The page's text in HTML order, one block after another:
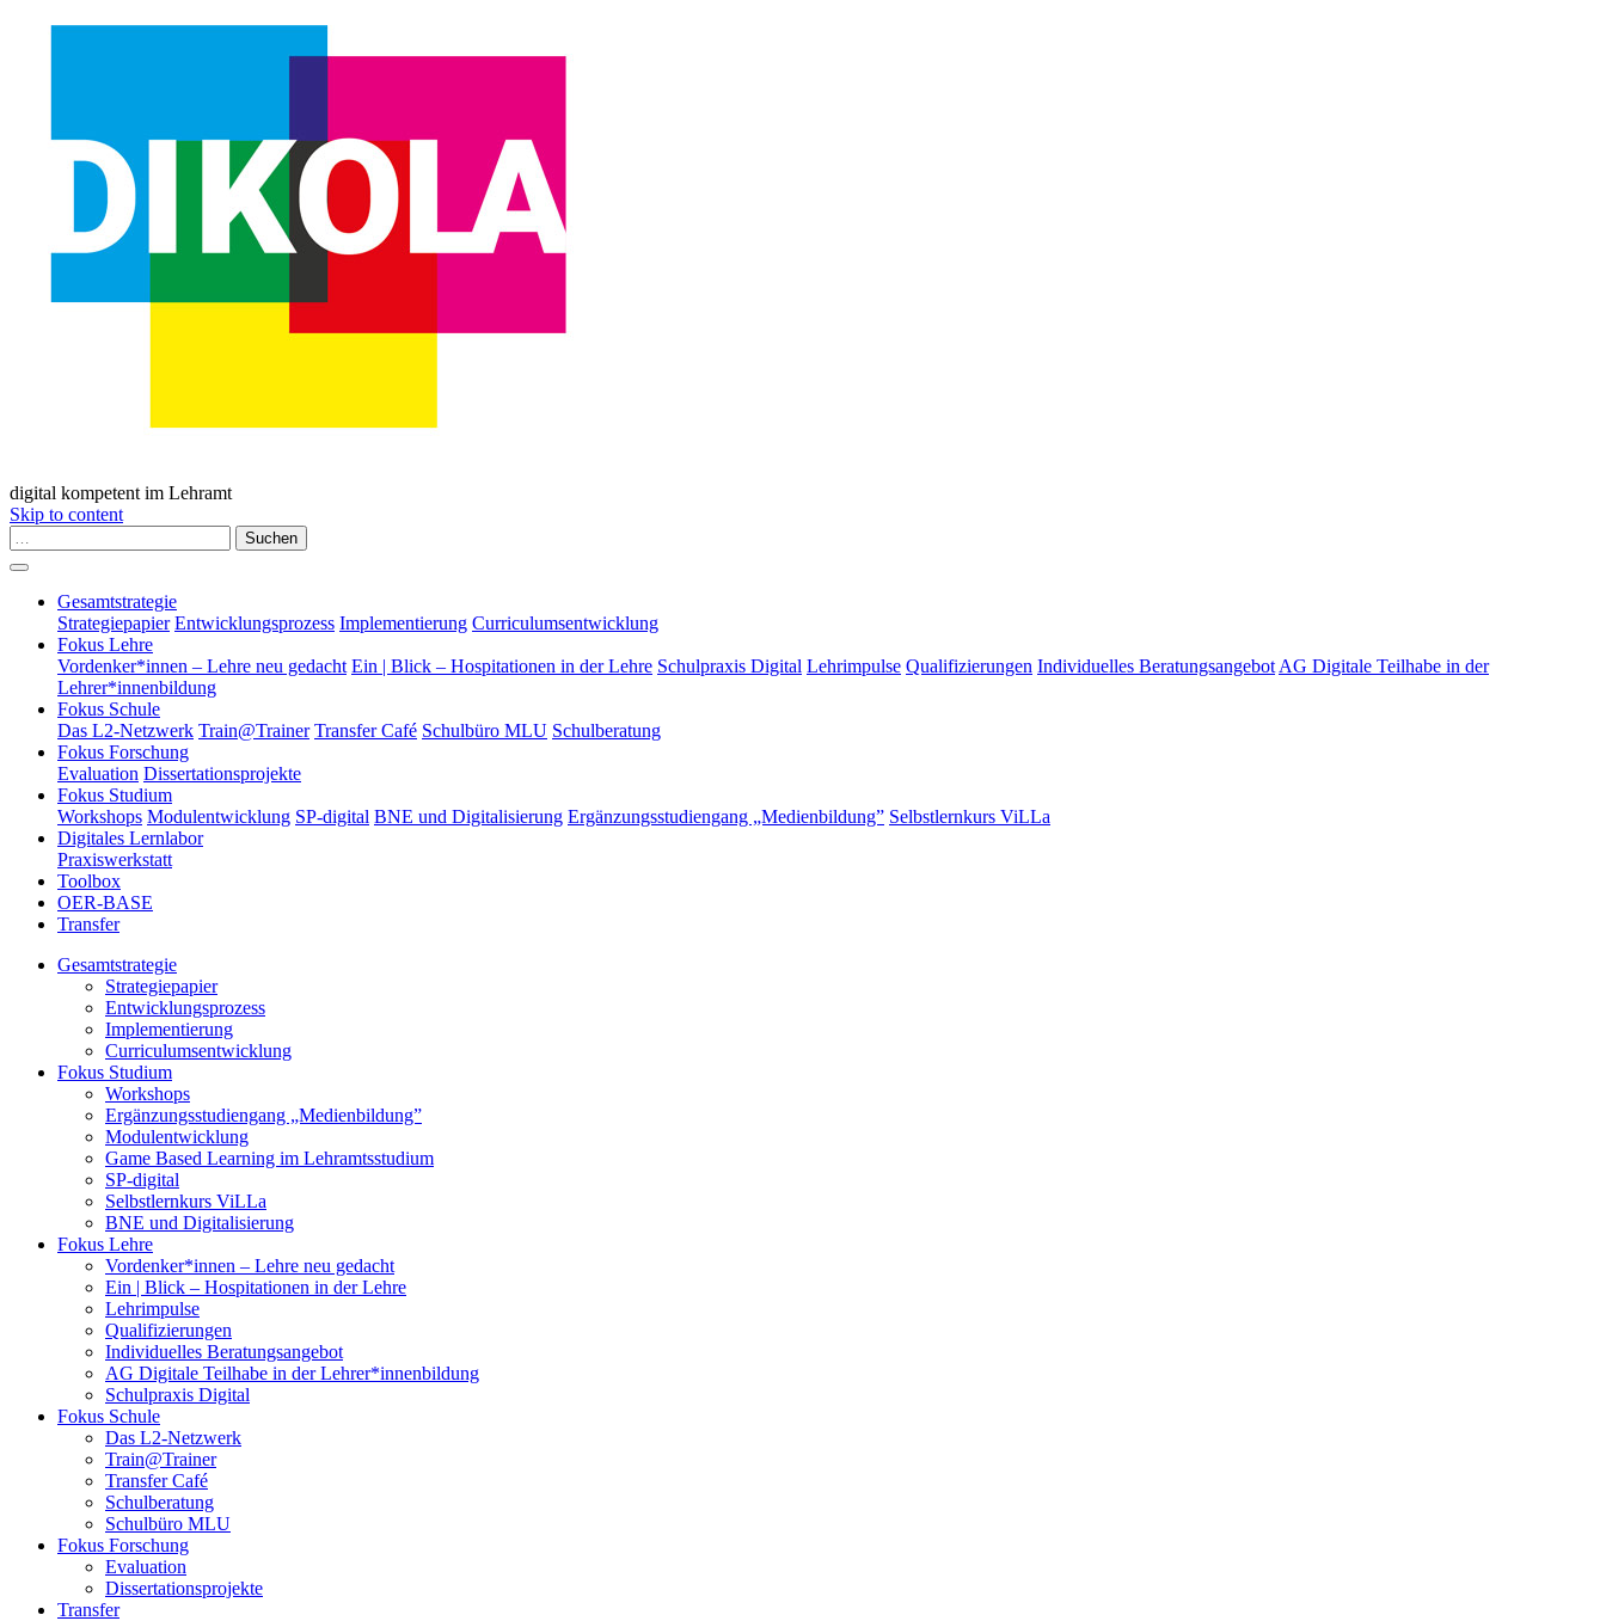
digital kompetent im Lehramt
Skip to content
Suchen
Gesamtstrategie
Strategiepapier Entwicklungsprozess Implementierung Curriculumsentwicklung
Fokus Lehre
Vordenker*innen – Lehre neu gedacht Ein | Blick – Hospitationen in der Lehre Schulpraxis Digital Lehrimpulse Qualifizierungen Individuelles Beratungsangebot AG Digitale Teilhabe in der
Lehrer*innenbildung
Fokus Schule
Das L2-Netzwerk Train@Trainer Transfer Café Schulbüro MLU Schulberatung
Fokus Forschung
Evaluation Dissertationsprojekte
Fokus Studium
Workshops Modulentwicklung SP-digital BNE und Digitalisierung Ergänzungsstudiengang „Medienbildung” Selbstlernkurs ViLLa
Digitales Lernlabor
Praxiswerkstatt
Toolbox
OER-BASE
Transfer
Gesamtstrategie
Strategiepapier
Entwicklungsprozess
Implementierung
Curriculumsentwicklung
Fokus Studium
Workshops
Ergänzungsstudiengang „Medienbildung”
Modulentwicklung
Game Based Learning im Lehramtsstudium
SP-digital
Selbstlernkurs ViLLa
BNE und Digitalisierung
Fokus Lehre
Vordenker*innen – Lehre neu gedacht
Ein | Blick – Hospitationen in der Lehre
Lehrimpulse
Qualifizierungen
Individuelles Beratungsangebot
AG Digitale Teilhabe in der Lehrer*innenbildung
Schulpraxis Digital
Fokus Schule
Das L2-Netzwerk
Train@Trainer
Transfer Café
Schulberatung
Schulbüro MLU
Fokus Forschung
Evaluation
Dissertationsprojekte
Transfer